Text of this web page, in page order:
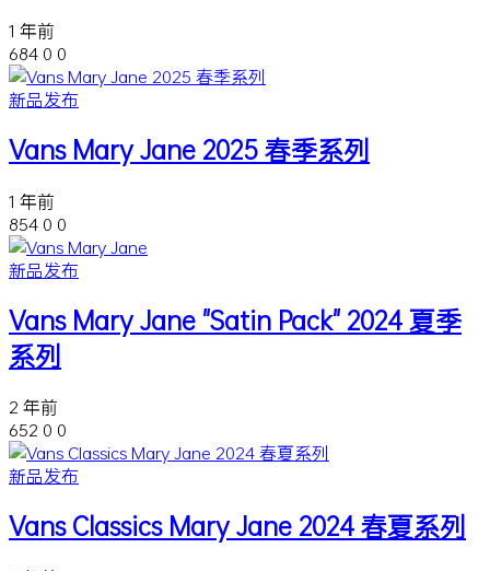
1 年前
684 0 0
新品发布
Vans Mary Jane 2025 春季系列
1 年前
854 0 0
新品发布
Vans Mary Jane "Satin Pack" 2024 夏季
系列
2 年前
652 0 0
新品发布
Vans Classics Mary Jane 2024 春夏系列